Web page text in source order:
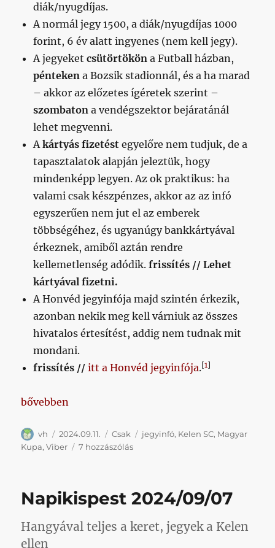
diák/nyugdíjas.
A normál jegy 1500, a diák/nyugdíjas 1000
forint, 6 év alatt ingyenes (nem kell jegy).
A jegyeketcsütörtökön a Futball házban,
pénteken a Bozsik stadionnál, és a ha marad
– akkor az előzetes ígéretek szerint –
szombaton a vendégszektor bejáratánál
lehet megvenni.
Akártyás fizetést egyelőre nem tudjuk, de a
tapasztalatok alapján jeleztük, hogy
mindenképp legyen. Az ok praktikus: ha
valami csak készpénzes, akkor az az infó
egyszerűen nem jut el az emberek
többségéhez, és ugyanúgy bankkártyával
érkeznek, amiből aztán rendre
kellemetlenség adódik.frissítés // Lehet
kártyával fizetni.
A Honvéd jegyinfója majd szintén érkezik,
azonban nekik meg kell várniuk az összes
hivatalos értesítést, addig nem tudnak mit
mondani.
frissítés // itt a Honvéd jegyinfója.[1]
„Jegyinfó a Kelen elleni kupameccsre”
bővebben
Szerző
vh Közzétéve
2024.09.11. Kategória
Csak Címke
jegyinfó, Kelen SC, Magyar
Kupa,Viber 7 hozzászólásJegyinfó
kupameccsre
bejegyzéshez
Napikispest 2024/09/07
Hangyával teljes a keret, jegyek a Kelen
ellen